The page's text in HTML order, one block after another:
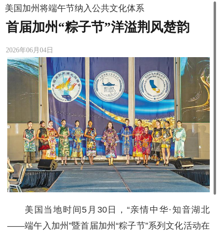
美国加州将端午节纳入公共文化体系
首届加州“粽子节”洋溢荆风楚韵
2026年06月04日
美国当地时间5月30日，“亲情中华·知音湖北
——端午入加州”暨首届加州“粽子节”系列文化活动在